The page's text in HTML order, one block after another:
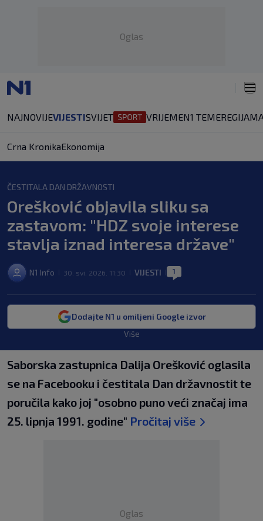
Oglas
NAJNOVIJEVIJESTISVIJET VRIJEMEN1 TEMEREGIJA
Crna KronikaEkonomija
ČESTITALA DAN DRŽAVNOSTI
Orešković objavila sliku sa
zastavom: "HDZ svoje interese
stavlja iznad interesa države"
N1 Info 30. svi. 2026. 11:30 VIJESTI 1
Dodajte N1 u omiljeni Google izvor
Više
Saborska zastupnica Dalija Orešković oglasila
se na Facebooku i čestitala Dan državnostit te
poručila kako joj "osobno puno veći značaj ima
25. lipnja 1991. godine" Pročitaj više
Oglas